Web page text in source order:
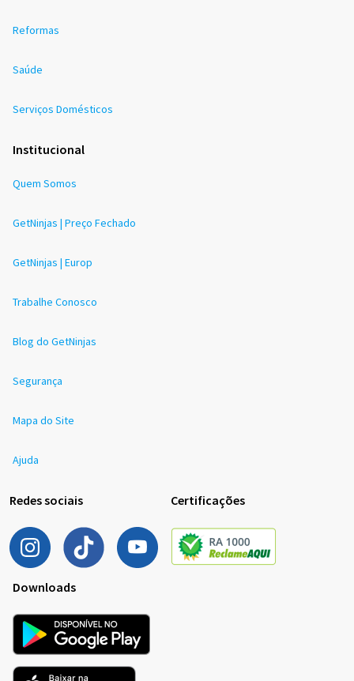
Reformas
Saúde
Serviços Domésticos
Institucional
Quem Somos
GetNinjas | Preço Fechado
GetNinjas | Europ
Trabalhe Conosco
Blog do GetNinjas
Segurança
Mapa do Site
Ajuda
Redes sociais Certificações
Downloads